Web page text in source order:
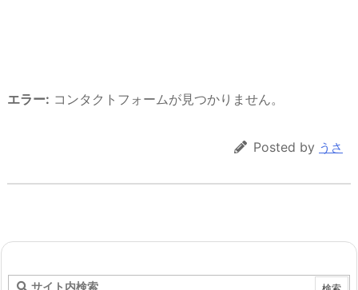
エラー: コンタクトフォームが見つかりません。
Posted by うさ